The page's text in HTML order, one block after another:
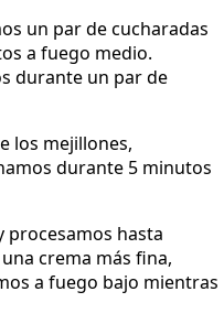
un par de cucharadas
a fuego medio.
durante un par de
los mejillones,
durante 5 minutos
procesamos hasta
crema más fina,
a fuego bajo mientras